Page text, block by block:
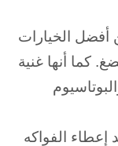
الخيارات
كما أنها غنية
الفواكه